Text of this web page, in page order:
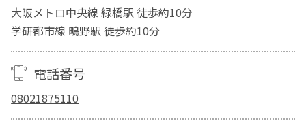
大阪メトロ中央線 緑橋駅 徒歩約10分
学研都市線 鴫野駅 徒歩約10分
電話番号
08021875110